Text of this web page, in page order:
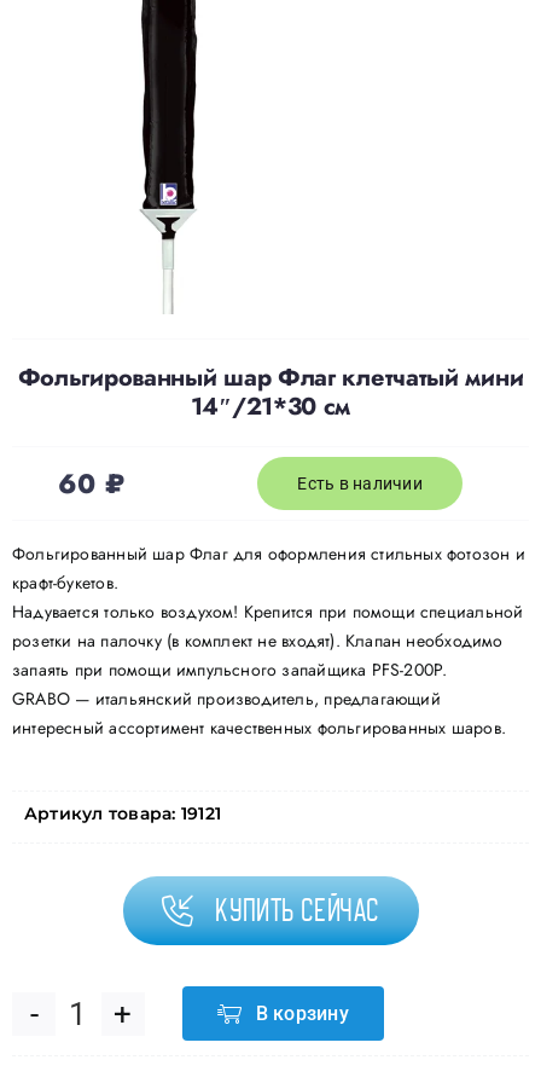
Доставка
Политика конфиденциальности
Фольгированный шар Флаг клетчатый мини
14″/21*30 см
60 ₽ Есть в наличии
Фольгированный шар Флаг для оформления стильных фотозон и
крафт-букетов.
Надувается только воздухом! Крепится при помощи специальной
розетки на палочку (в комплект не входят). Клапан необходимо
запаять при помощи импульсного запайщика PFS-200P.
GRABO — итальянский производитель, предлагающий
интересный ассортимент качественных фольгированных шаров.
Артикул товара: 19121
Купить сейчас
Количество
В корзину